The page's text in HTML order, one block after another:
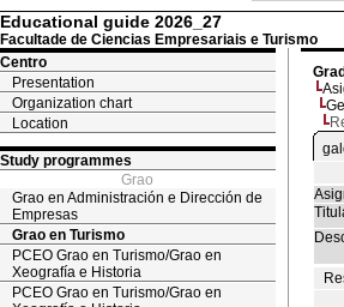
Educational guide 2026_27
Facultade de Ciencias Empresariais e Turismo
Centro
Presentation
Organization chart
Location
Study programmes
Grao
Grao en Administración e Dirección de
Empresas
Grao en Turismo
PCEO Grao en Turismo/Grao en
Xeografía e Historia
PCEO Grao en Turismo/Grao en